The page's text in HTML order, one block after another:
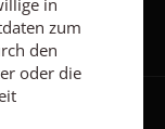
in
zum
den
oder die